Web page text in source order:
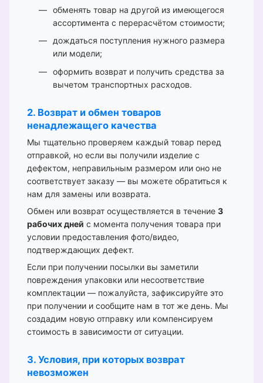
обменять товар на другой из имеющегося
ассортимента с перерасчётом стоимости;
дождаться поступления нужного размера
или модели;
оформить возврат и получить средства за
вычетом транспортных расходов.
2. Возврат и обмен товаров
ненадлежащего качества
Мы тщательно проверяем каждый товар перед
отправкой, но если вы получили изделие с
дефектом, неправильным размером или оно не
соответствует заказу — вы можете обратиться к
нам для замены или возврата.
Обмен или возврат осуществляется в течение 3
рабочих дней с момента получения товара при
условии предоставления фото/видео,
подтверждающих дефект.
Если при получении посылки вы заметили
повреждения упаковки или несоответствие
комплектации — пожалуйста, зафиксируйте это
при получении и сообщите нам в тот же день. Мы
создадим новую отправку или компенсируем
стоимость в зависимости от ситуации.
3. Условия, при которых возврат
невозможен